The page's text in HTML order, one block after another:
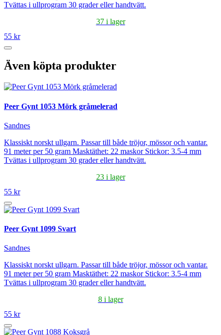
Tvättas i ullprogram 30 grader eller handtvätt.
37 i lager
55 kr
Även köpta produkter
Peer Gynt 1053 Mörk gråmelerad
Sandnes
Klassiskt norskt ullgarn. Passar till både tröjor, mössor och vantar.
91 meter per 50 gram Masktäthet: 22 maskor Stickor: 3.5-4 mm
Tvättas i ullprogram 30 grader eller handtvätt.
23 i lager
55 kr
Peer Gynt 1099 Svart
Sandnes
Klassiskt norskt ullgarn. Passar till både tröjor, mössor och vantar.
91 meter per 50 gram Masktäthet: 22 maskor Stickor: 3.5-4 mm
Tvättas i ullprogram 30 grader eller handtvätt.
8 i lager
55 kr